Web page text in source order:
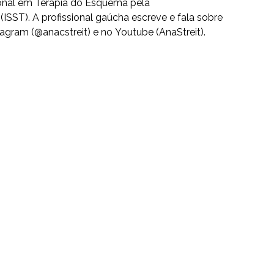
em Terapia do Esquema pela
A profissional gaúcha escreve e fala sobre
(@anacstreit) e no Youtube (AnaStreit).